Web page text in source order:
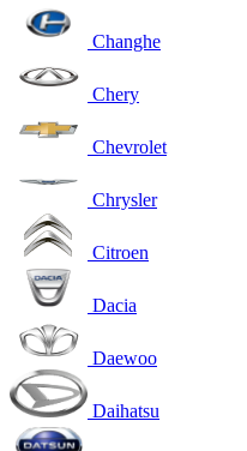
Changhe
Chery
Chevrolet
Chrysler
Citroen
Dacia
Daewoo
Daihatsu